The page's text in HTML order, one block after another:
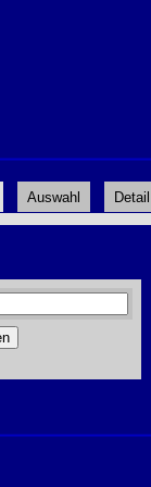
Auswahl Detail